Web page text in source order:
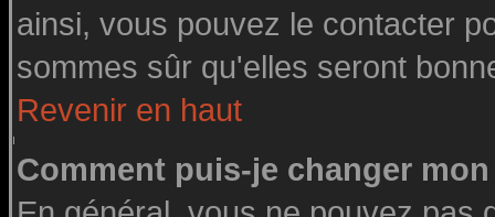
ainsi, vous pouvez le contacter
sommes sûr qu'elles seront
Revenir en haut
Comment puis-je changer